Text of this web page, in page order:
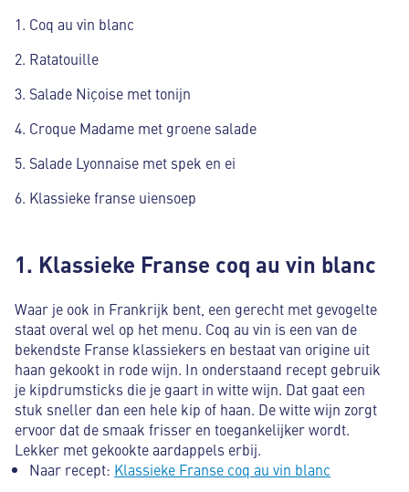
Coq au vin blanc
Ratatouille
Salade Niçoise met tonijn
Croque Madame met groene salade
Salade Lyonnaise met spek en ei
Klassieke franse uiensoep
1. Klassieke Franse coq au vin blanc
Waar je ook in Frankrijk bent, een gerecht met gevogelte
staat overal wel op het menu. Coq au vin is een van de
bekendste Franse klassiekers en bestaat van origine uit
haan gekookt in rode wijn. In onderstaand recept gebruik
je kipdrumsticks die je gaart in witte wijn. Dat gaat een
stuk sneller dan een hele kip of haan. De witte wijn zorgt
ervoor dat de smaak frisser en toegankelijker wordt.
Lekker met gekookte aardappels erbij.
Naar recept: Klassieke Franse coq au vin blanc